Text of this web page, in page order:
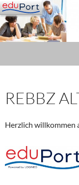
Zum
Inhalt
springen
REBBZ
Herzlich willkommen